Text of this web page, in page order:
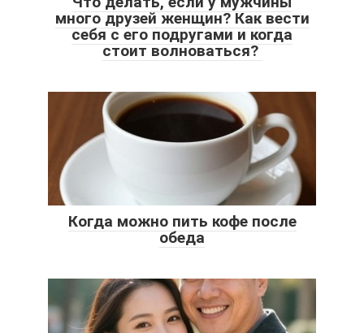
много друзей женщин? Как вести
себя с его подругами и когда
стоит волноваться?
Когда можно пить кофе после
обеда